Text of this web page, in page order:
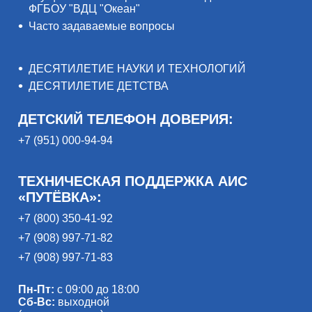
ФГБОУ "ВДЦ "Океан"
Часто задаваемые вопросы
ДЕСЯТИЛЕТИЕ НАУКИ И ТЕХНОЛОГИЙ
ДЕСЯТИЛЕТИЕ ДЕТСТВА
ДЕТСКИЙ ТЕЛЕФОН ДОВЕРИЯ:
+7 (951) 000-94-94
ТЕХНИЧЕСКАЯ ПОДДЕРЖКА АИС
«ПУТЁВКА»:
+7 (800) 350-41-92
+7 (908) 997-71-82
+7 (908) 997-71-83
Пн-Пт: с 09:00 до 18:00
Сб-Вс: выходной